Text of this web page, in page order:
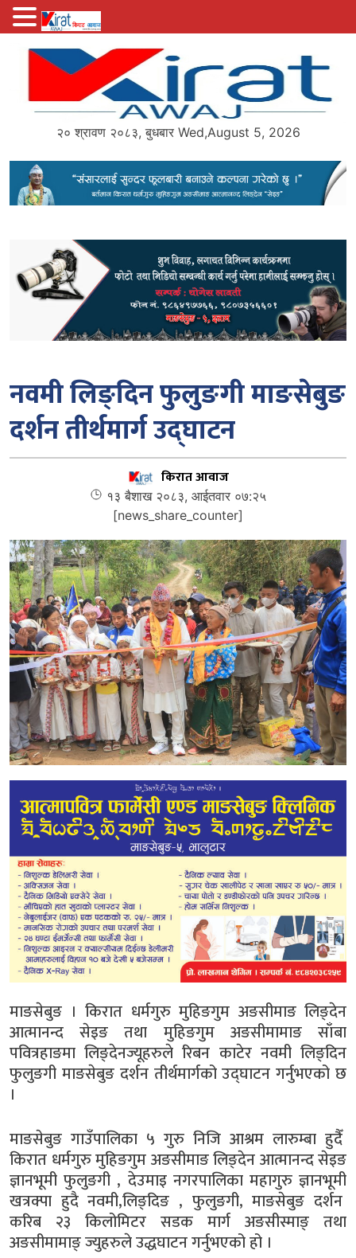
२० श्रावण २०८३, बुधबार Wed,August 5, 2026
नवमी लिङ्दिन फुलुङगी माङसेबुङ
दर्शन तीर्थमार्ग उद्घाटन
किरात आवाज
१३ बैशाख २०८३, आईतवार ०७:२५
[news_share_counter]
माङसेबुङ । किरात धर्मगुरु मुहिङगुम अङसीमाङ लिङ्देन
आत्मानन्द सेइङ तथा मुहिङगुम अङसीमामाङ साँबा
पवित्रहाङमा लिङ्देनज्यूहरुले रिबन काटेर नवमी लिङ्दिन
फुलुङगी माङसेबुङ दर्शन तीर्थमार्गको उद्घाटन गर्नुभएको छ
।
माङसेबुङ गाउँपालिका ५ गुरु निजि आश्रम लारुम्बा हुदैँ
किरात धर्मगुरु मुहिङगुम अङसीमाङ लिङ्देन आत्मानन्द सेइङ
ज्ञानभूमी फुलुङगी , देउमाइ नगरपालिका महागुरु ज्ञानभूमी
खत्रक्पा हुदै नवमी,लिङ्दिङ , फुलुङगी, माङसेबुङ दर्शन
करिब २३ किलोमिटर सडक मार्ग अङसीस्माङ् तथा
अङसीमामाङ् ज्युहरुले उद्धघाटन गर्नुभएको हो ।